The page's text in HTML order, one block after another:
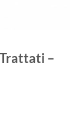
–